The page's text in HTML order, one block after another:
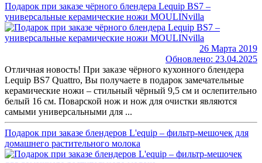
Подарок при заказе чёрного блендера Lequip BS7 –
универсальные керамические ножи MOULINvilla
26 Марта 2019
Обновлено: 23.04.2025
Отличная новость! При заказе чёрного кухонного блендера
Lequip BS7 Quattro, Вы получаете в подарок замечательные
керамические ножи – стильный чёрный 9,5 см и ослепительно
белый 16 см. Поварской нож и нож для очистки являются
самыми универсальными для ...
Подарок при заказе блендеров L'equip – фильтр-мешочек для
домашнего растительного молока